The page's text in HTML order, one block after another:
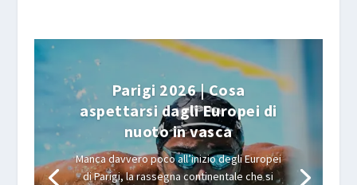
Parigi 2026 | Cosa
aspettarsi dagli Europei di
nuoto in vasca
Manca davvero poco all’inizio degli Europei
di Parigi, la rassegna continentale che si